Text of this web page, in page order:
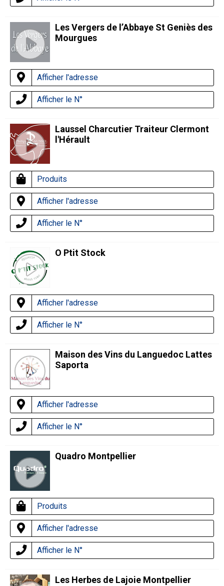
Les Vergers de l’Abbaye St Geniès des
Mourgues
Afficher l'adresse
Afficher le N°
Laussel Charcutier Traiteur Clermont
l'Hérault
Produits
Afficher l'adresse
Afficher le N°
O Ptit Stock
Afficher l'adresse
Afficher le N°
Maison des Vins du Languedoc Lattes
Saporta
Afficher l'adresse
Afficher le N°
Quadro Montpellier
Produits
Afficher l'adresse
Afficher le N°
Les Herbes de Lajoie Montpellier